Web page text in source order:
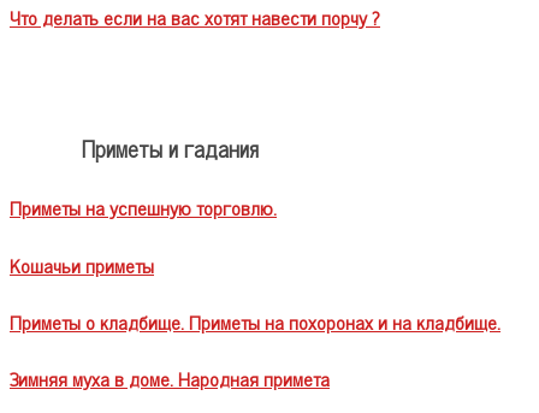
Что делать если на вас хотят навести порчу ?
Приметы и гадания
Приметы на успешную торговлю.
Кошачьи приметы
Приметы о кладбище. Приметы на похоронах и на кладбище.
Зимняя муха в доме. Народная примета